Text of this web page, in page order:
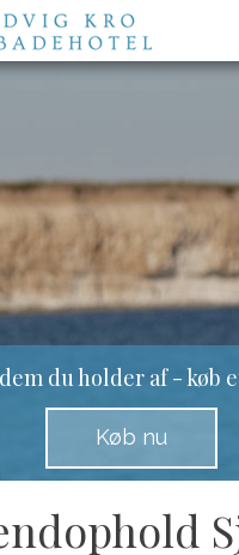
du holder af - køb
Køb nu